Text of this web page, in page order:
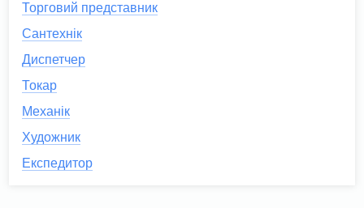
Торговий представник
Сантехнік
Диспетчер
Токар
Механік
Художник
Експедитор